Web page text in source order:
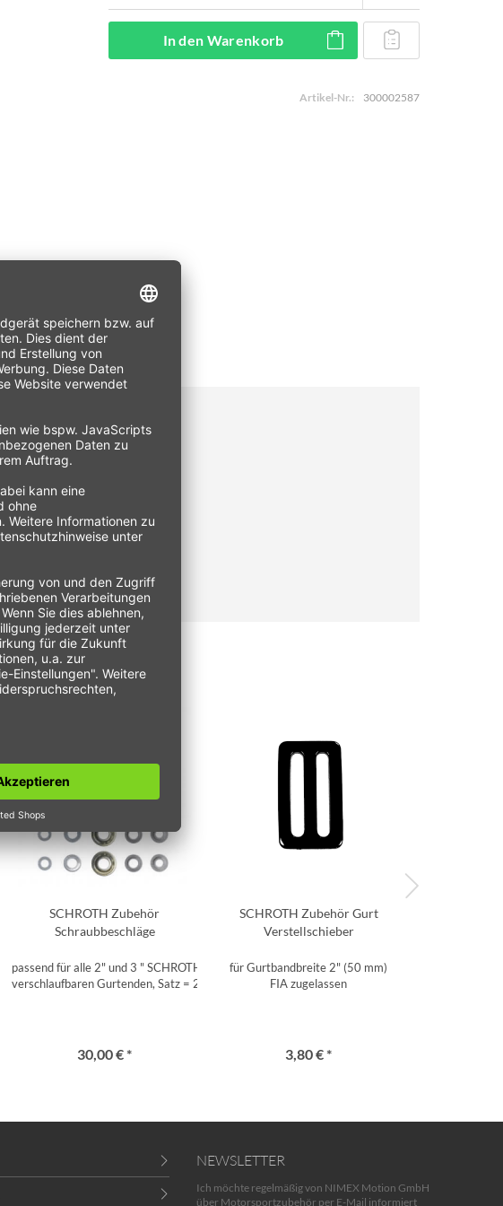
In den Warenkorb
Artikel-Nr.: 300002587
SCHROTH Zubehör
Schraubbeschläge
passend für alle 2" und 3 " SCHROTH Gurte mit
verschlaufbaren Gurtenden, Satz = 2 Stück
30,00 € *
SCHROTH Zubehör Gurt
Verstellschieber
für Gurtbandbreite 2" (50 mm)
FIA zugelassen
3,80 € *
NEWSLETTER
Ich möchte regelmäßig von NIMEX Motion GmbH
über Motorsportzubehör per E-Mail informiert